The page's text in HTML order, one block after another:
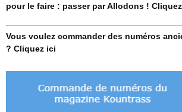
pour le faire : passer par Allodons !
Vous voulez commander des numéros
? Cliquez ici